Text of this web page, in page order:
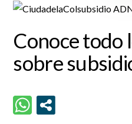
Conoce todo
sobre